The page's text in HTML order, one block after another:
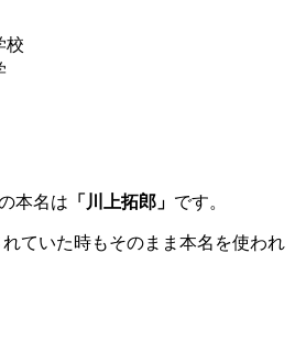
校
本名は 「川上拓郎」 です。
ていた時もそのまま本名を使われ